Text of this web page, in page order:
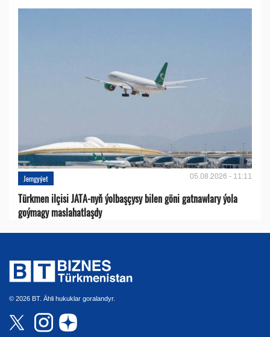
Jemgyýet 05.08.2026 - 11:11
Türkmen ilçisi JATA-nyň ýolbaşçysy bilen göni gatnawlary ýola
goýmagy maslahatlaşdy
© 2026 BT. Ähli hukuklar goralandyr.